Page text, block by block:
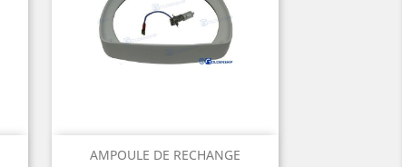
AMPOULE DE RECHANGE
Aperçu rapide